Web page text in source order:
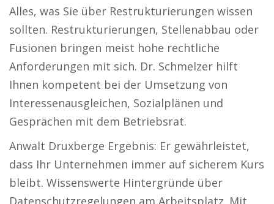
Alles, was Sie über Restrukturierungen wissen
sollten. Restrukturierungen, Stellenabbau oder
Fusionen bringen meist hohe rechtliche
Anforderungen mit sich. Dr. Schmelzer hilft
Ihnen kompetent bei der Umsetzung von
Interessenausgleichen, Sozialplänen und
Gesprächen mit dem Betriebsrat.
Anwalt Druxberge Ergebnis: Er gewährleistet,
dass Ihr Unternehmen immer auf sicherem Kurs
bleibt. Wissenswerte Hintergründe über
Datenschutzregelungen am Arbeitsplatz. Mit